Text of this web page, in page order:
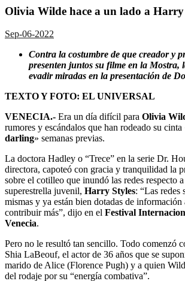
Olivia Wilde hace a un lado a Harry
Sep-06-2022
Contra la costumbre de que creador y
presenten juntos su filme en la Mostra,
evadir miradas en la presentación de
TEXTO Y FOTO: EL UNIVERSAL
VENECIA.- Era un día difícil para Olivia
rumores y escándalos que han rodeado su cinta
darling» semanas previas.
La doctora Hadley o “Trece” en la serie Dr.
directora, capoteó con gracia y tranquilidad la
sobre el cotilleo que inundó las redes respecto
superestrella juvenil, Harry Styles: “Las redes
mismas y ya están bien dotadas de
contribuir más”, dijo en el Festival
Venecia.
Pero no le resultó tan sencillo. Todo comenzó
Shia LaBeouf, el actor de 36 años que se
marido de Alice (Florence Pugh) y a quien
del rodaje por su “energía combativa”.